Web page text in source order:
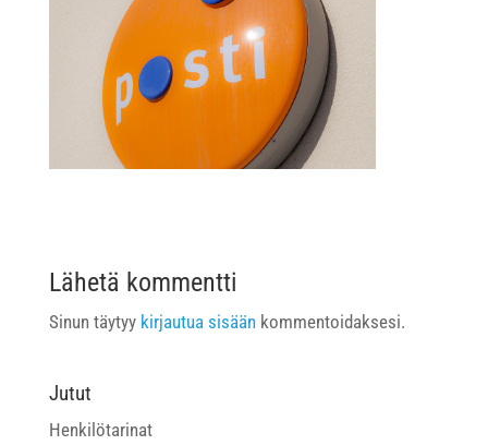
Lähetä kommentti
Sinun täytyy kirjautua sisäänkommentoidaksesi.
Jutut
Henkilötarinat